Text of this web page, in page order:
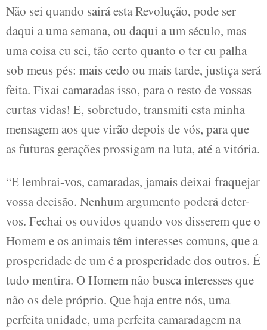
Não sei quando sairá esta Revolução, pode ser
daqui a uma semana, ou daqui a um século, mas
uma coisa eu sei, tão certo quanto o ter eu palha
sob meus pés: mais cedo ou mais tarde, justiça será
feita. Fixai camaradas isso, para o resto de vossas
curtas vidas! E, sobretudo, transmiti esta minha
mensagem aos que virão depois de vós, para que
as futuras gerações prossigam na luta, até a vitória.
“E lembrai-vos, camaradas, jamais deixai fraquejar
vossa decisão. Nenhum argumento poderá deter-
vos. Fechai os ouvidos quando vos disserem que o
Homem e os animais têm interesses comuns, que a
prosperidade de um é a prosperidade dos outros. É
tudo mentira. O Homem não busca interesses que
não os dele próprio. Que haja entre nós, uma
perfeita unidade, uma perfeita camaradagem na